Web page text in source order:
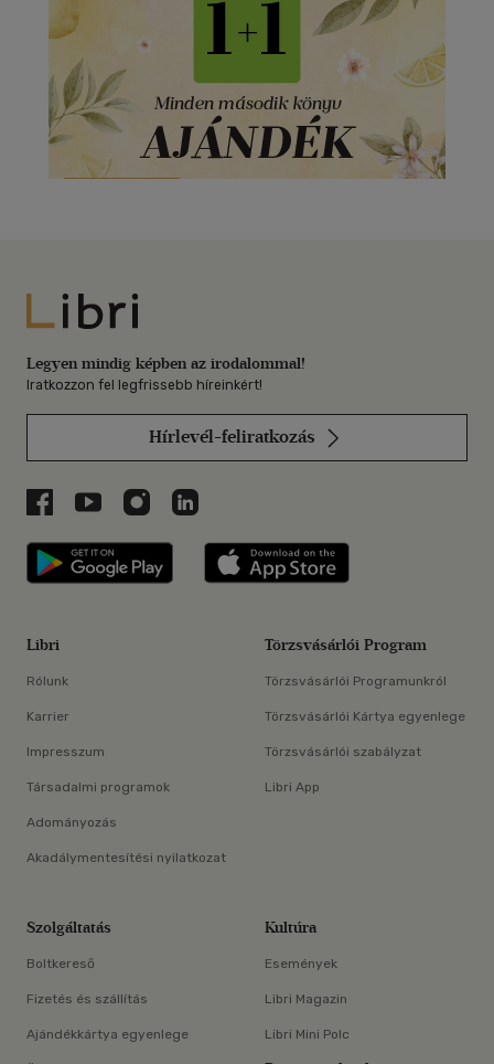
Libri
Legyen mindig képben az irodalommal!
Iratkozzon fel legfrissebb híreinkért!
Hírlevél-feliratkozás
Libri a Facebookon
Libri a Youtube-on
Libri az Instagramon
Libri a LinkedInen
Libri applikáció Szerezd meg: Google
Libri
Rólunk
Karrier
Impresszum
Társadalmi programok
Adományozás
Akadálymentesítési nyilatkozat
Törzsvásárlói Program
Törzsvásárlói Programunkról
Törzsvásárlói Kártya egyenlege
Törzsvásárlói szabályzat
Libri App
Szolgáltatás
Boltkereső
Fizetés és szállítás
Ajándékkártya egyenlege
Kultúra
Események
Libri Magazin
Libri Mini Polc